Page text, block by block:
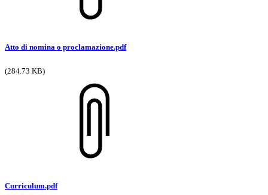
Atto di nomina o proclamazione.pdf
(284.73 KB)
Curriculum.pdf